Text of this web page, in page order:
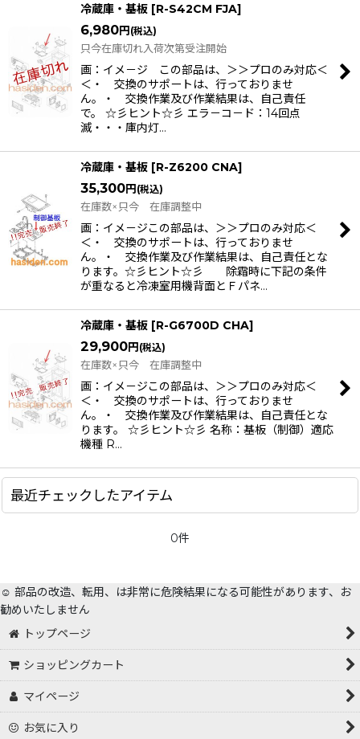
冷蔵庫・基板 [R-S42CM FJA]
6,980円 (税込)
只今在庫切れ入荷次第受注開始
画：イメ－ジ この部品は、＞＞プロのみ対応＜
＜・ 交換のサポートは、行っておりませ
ん。・ 交換作業及び作業結果は、自己責任
で。 ☆彡ヒント☆彡 エラ－コ－ド：14回点
滅・・・庫内灯…
冷蔵庫・基板 [R-Z6200 CNA]
35,300円 (税込)
在庫数×只今 在庫調整中
画：イメ－ジこの部品は、＞＞プロのみ対応＜
＜・ 交換のサポートは、行っておりませ
ん。・ 交換作業及び作業結果は、自己責任とな
ります。☆彡ヒント☆彡 除霜時に下記の条件
が重なると冷凍室用機背面とＦパネ…
冷蔵庫・基板 [R-G6700D CHA]
29,900円 (税込)
在庫数×只今 在庫調整中
画：イメ－ジこの部品は、＞＞プロのみ対応＜
＜・ 交換のサポートは、行っておりませ
ん。・ 交換作業及び作業結果は、自己責任とな
ります。 ☆彡ヒント☆彡 名称：基板（制御）適応
機種 R…
最近チェックしたアイテム
0件
☺️ 部品の改造、転用、は非常に危険結果になる可能性があります、お
勧めいたしません
トップページ
ショッピングカート
マイページ
お気に入り